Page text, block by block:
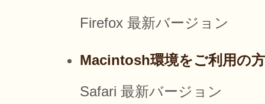
Firefox 最新バージョン
Macintosh環境をご利用の方
Safari 最新バージョン